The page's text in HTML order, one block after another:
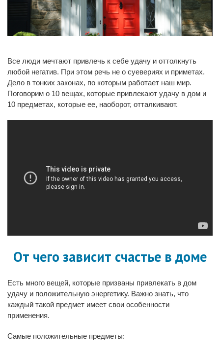
Все люди мечтают привлечь к себе удачу и оттолкнуть
любой негатив. При этом речь не о суевериях и приметах.
Дело в тонких законах, по которым работает наш мир.
Поговорим о 10 вещах, которые привлекают удачу в дом и
10 предметах, которые ее, наоборот, отталкивают.
От чего зависит счастье в доме
Есть много вещей, которые призваны привлекать в дом
удачу и положительную энергетику. Важно знать, что
каждый такой предмет имеет свои особенности
применения.
Самые положительные предметы: